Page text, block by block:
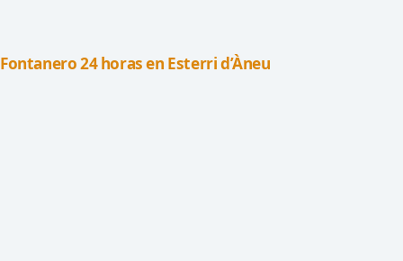
Fontanero 24 horas en Esterri d’Àneu